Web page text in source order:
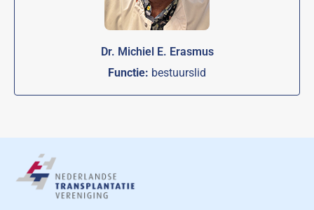
Dr. Michiel E. Erasmus
Functie: bestuurslid